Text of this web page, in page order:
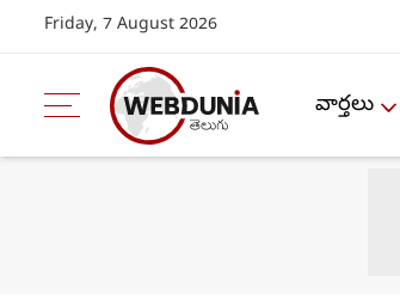
Friday, 7 August 2026
వార్తలు